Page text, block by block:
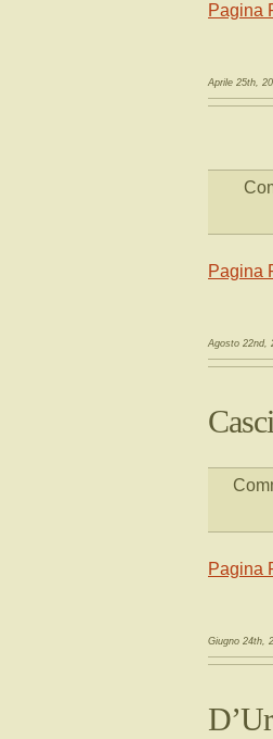
Pagina
Aprile 25th,
Pagina
Agosto 22nd,
Pagina
Giugno 24th,